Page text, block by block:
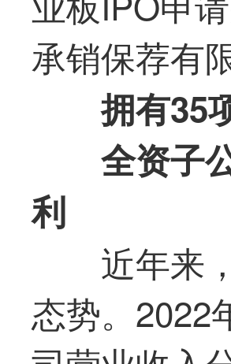
承销保荐有
拥有35
全资子
利
近年来
态势。2022